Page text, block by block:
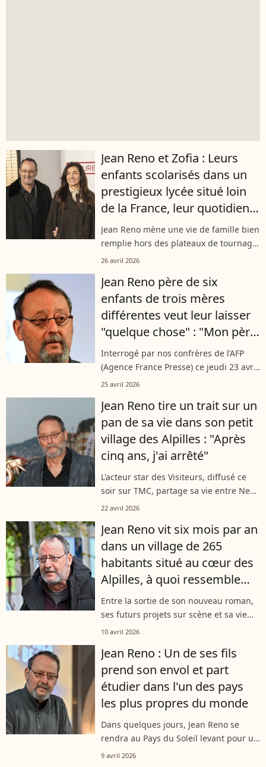
Jean Reno et Zofia : Leurs
enfants scolarisés dans un
prestigieux lycée situé loin
de la France, leur quotidien
dans cet établissement
unique
Jean Reno mène une vie de famille bien
remplie hors des plateaux de tournage.
Pour ses deux plus jeunes enfants,
un choix d'éducation très...
26 avril 2026
Jean Reno père de six
enfants de trois mères
différentes veut leur laisser
"quelque chose" : "Mon père
et mon grand-père ne m’ont
rien laissé"
Interrogé par nos confrères de l’AFP
(Agence France Presse) ce jeudi 23 avril
2026, l'acteur Jean Reno a abordé le
ans a confié vouloir "laisser...
25 avril 2026
Jean Reno tire un trait sur un
pan de sa vie dans son petit
village des Alpilles : "Après
cinq ans, j'ai arrêté"
L'acteur star des Visiteurs, diffusé ce
soir sur TMC, partage sa vie entre New
York et son refuge provençal. Très
Jean Reno s'y est longtemps...
22 avril 2026
Jean Reno vit six mois par an
dans un village de 265
habitants situé au cœur des
Alpilles, à quoi ressemble
l'intérieur de sa maison ?
Entre la sortie de son nouveau roman,
ses futurs projets sur scène et sa vie
new-yorkaise, Jean Reno n'arrête
mois de répit par an dans un...
10 avril 2026
Jean Reno : Un de ses fils
prend son envol et part
étudier dans l'un des pays
les plus propres du monde
Dans quelques jours, Jean Reno se
rendra au Pays du Soleil levant pour un
voyage avec son plus jeune fils. Père de
9 avril 2026